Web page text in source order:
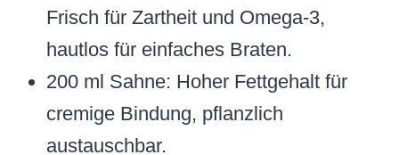
Frisch für Zartheit und Omega-3,
hautlos für einfaches Braten.
200 ml Sahne: Hoher Fettgehalt für
cremige Bindung, pflanzlich
austauschbar.